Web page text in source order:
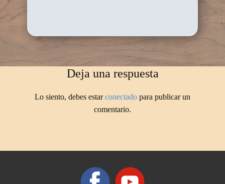
Deja una respuesta
Lo siento, debes estarconectado para publicar un
comentario.